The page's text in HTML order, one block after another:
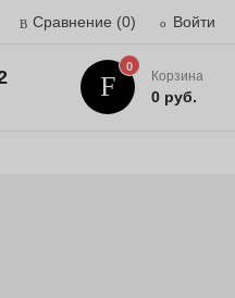
Сравнение (0) Войти
0
Корзина
0 руб.